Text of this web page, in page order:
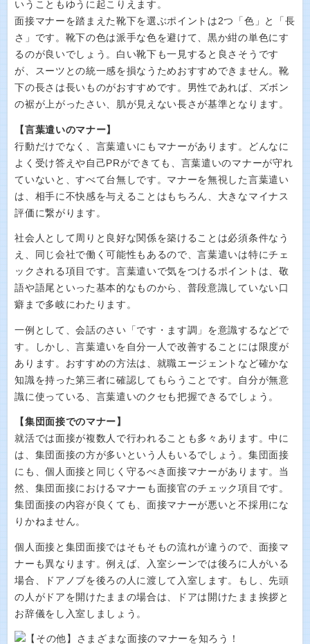
いうこともゆうに起こりえます。
面接マナーを踏まえた靴下を選ぶポイントは2つ「色」と「長
さ」です。靴下の色は派手な色を避けて、黒か紺の単色にす
るのが良いでしょう。白い靴下も一見すると良さそうです
が、スーツとの統一感を損なうためおすすめできません。靴
下の長さは長いものがおすすめです。男性であれば、ズボン
の裾が上がったさい、肌が見えない長さが基準となります。
【言葉遣いのマナー】
行動だけでなく、言葉遣いにもマナーがあります。どんなに
よく受け答えや自己PRができても、言葉遣いのマナーが守れ
ていないと、すべて台無しです。マナーを無視した言葉遣い
は、相手に不快感を与えることはもちろん、大きなマイナス
評価に繋がります。
社会人として周りと良好な関係を築けることは必須条件なう
え、同じ会社で働く可能性もあるので、言葉遣いは特にチェ
ックされる項目です。言葉遣いで気をつけるポイントは、敬
語や語尾といった基本的なものから、普段意識していない口
癖まで多岐にわたります。
一例として、会話のさい「です・ます調」を意識するなどで
す。しかし、言葉遣いを自分一人で改善することには限度が
あります。おすすめの方法は、就職エージェントなど確かな
知識を持った第三者に確認してもらうことです。自分が無意
識に使っている、言葉遣いのクセも把握できるでしょう。
【集団面接でのマナー】
就活では面接が複数人で行われることも多々あります。中に
は、集団面接の方が多いという人もいるでしょう。集団面接
にも、個人面接と同じく守るべき面接マナーがあります。当
然、集団面接におけるマナーも面接官のチェック項目です。
集団面接の内容が良くても、面接マナーが悪いと不採用にな
りかねません。
個人面接と集団面接ではそもそもの流れが違うので、面接マ
ナーも異なります。例えば、入室シーンでは後ろに人がいる
場合、ドアノブを後ろの人に渡して入室します。もし、先頭
の人がドアを開けたままの場合は、ドアは開けたまま挨拶と
お辞儀をし入室しましょう。